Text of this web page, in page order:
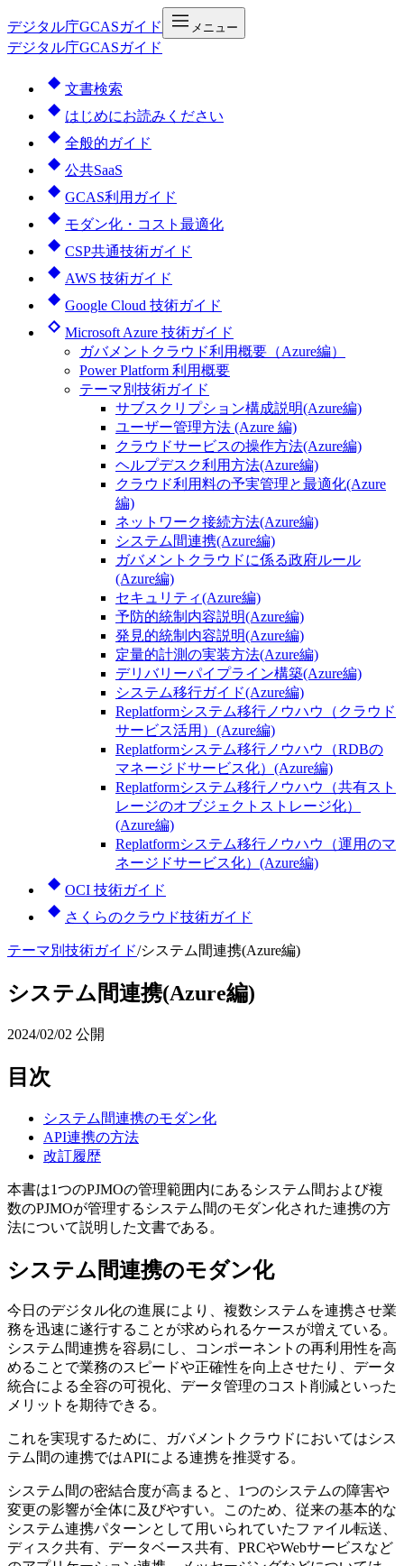
デジタル庁GCASガイド メニュー
デジタル庁GCASガイド
文書検索
はじめにお読みください
全般的ガイド
公共SaaS
GCAS利用ガイド
モダン化・コスト最適化
CSP共通技術ガイド
AWS 技術ガイド
Google Cloud 技術ガイド
Microsoft Azure 技術ガイド
ガバメントクラウド利用概要（Azure編）
Power Platform 利用概要
テーマ別技術ガイド
サブスクリプション構成説明(Azure編)
ユーザー管理方法 (Azure 編)
クラウドサービスの操作方法(Azure編)
ヘルプデスク利用方法(Azure編)
クラウド利用料の予実管理と最適化(Azure
編)
ネットワーク接続方法(Azure編)
システム間連携(Azure編)
ガバメントクラウドに係る政府ルール
(Azure編)
セキュリティ(Azure編)
予防的統制内容説明(Azure編)
発見的統制内容説明(Azure編)
定量的計測の実装方法(Azure編)
デリバリーパイプライン構築(Azure編)
システム移行ガイド(Azure編)
Replatformシステム移行ノウハウ（クラウド
サービス活用）(Azure編)
Replatformシステム移行ノウハウ（RDBの
マネージドサービス化）(Azure編)
Replatformシステム移行ノウハウ（共有スト
レージのオブジェクトストレージ化）
(Azure編)
Replatformシステム移行ノウハウ（運用のマ
ネージドサービス化）(Azure編)
OCI 技術ガイド
さくらのクラウド技術ガイド
テーマ別技術ガイド/システム間連携(Azure編)
システム間連携(Azure編)
2024/02/02 公開
目次
システム間連携のモダン化
API連携の方法
改訂履歴
本書は1つのPJMOの管理範囲内にあるシステム間および複
数のPJMOが管理するシステム間のモダン化された連携の方
法について説明した文書である。
システム間連携のモダン化
今日のデジタル化の進展により、複数システムを連携させ業
務を迅速に遂行することが求められるケースが増えている。
システム間連携を容易にし、コンポーネントの再利用性を高
めることで業務のスピードや正確性を向上させたり、データ
統合による全容の可視化、データ管理のコスト削減といった
メリットを期待できる。
これを実現するために、ガバメントクラウドにおいてはシス
テム間の連携ではAPIによる連携を推奨する。
システム間の密結合度が高まると、1つのシステムの障害や
変更の影響が全体に及びやすい。このため、従来の基本的な
システム連携パターンとして用いられていたファイル転送、
ディスク共有、データベース共有、PRCやWebサービスなど